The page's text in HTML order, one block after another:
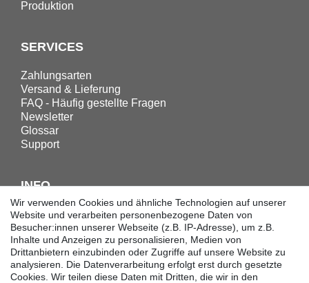
Produktion
SERVICES
Zahlungsarten
Versand & Lieferung
FAQ - Häufig gestellte Fragen
Newsletter
Glossar
Support
INFO
Downloadcenter
Batterieentsorgung
Hilfe
Termine
Erklärung zur Barrierefreiheit
Wir verwenden Cookies und ähnliche Technologien auf unserer
Website und verarbeiten personenbezogene Daten von
Besucher:innen unserer Webseite (z.B. IP-Adresse), um z.B.
Inhalte und Anzeigen zu personalisieren, Medien von
Drittanbietern einzubinden oder Zugriffe auf unsere Website zu
analysieren. Die Datenverarbeitung erfolgt erst durch gesetzte
Cookies. Wir teilen diese Daten mit Dritten, die wir in den